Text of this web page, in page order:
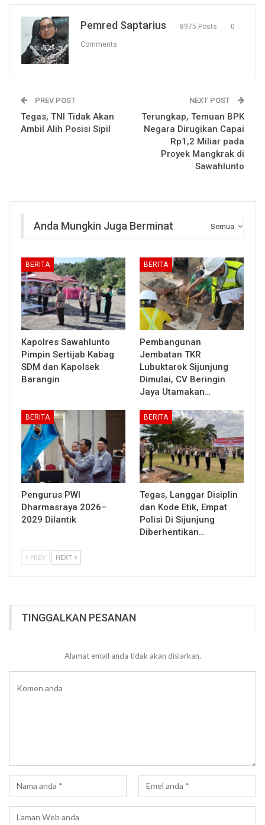
Pemred Saptarius 8975 Posts 0
Comments
PREV POST
Tegas, TNI Tidak Akan
Ambil Alih Posisi Sipil
NEXT POST
Terungkap, Temuan BPK
Negara Dirugikan Capai
Rp1,2 Miliar pada
Proyek Mangkrak di
Sawahlunto
Semua
Anda Mungkin Juga Berminat
BERITA
Kapolres Sawahlunto
Pimpin Sertijab Kabag
SDM dan Kapolsek
Barangin
BERITA
Pembangunan
Jembatan TKR
Lubuktarok Sijunjung
Dimulai, CV Beringin
Jaya Utamakan…
BERITA
Pengurus PWI
Dharmasraya 2026–
2029 Dilantik
BERITA
Tegas, Langgar Disiplin
dan Kode Etik, Empat
Polisi Di Sijunjung
Diberhentikan…
PREV NEXT
TINGGALKAN PESANAN
Alamat email anda tidak akan disiarkan.